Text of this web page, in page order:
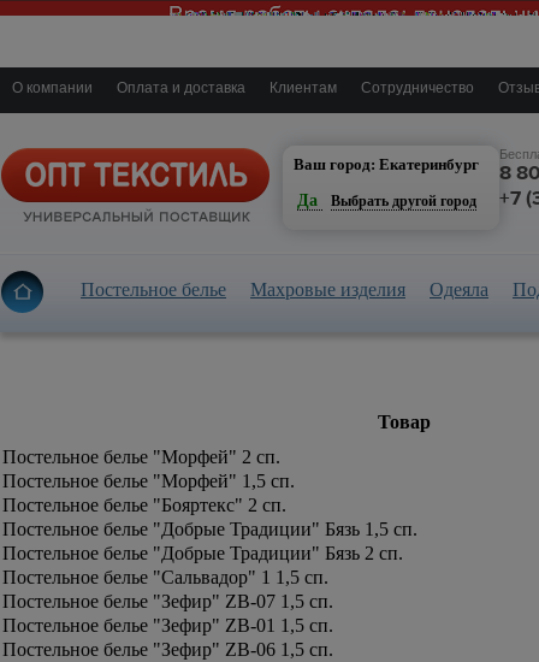
О компании Оплата и доставка Клиентам Сотрудничество
Ваш город: Екатеринбург
Да
Выбрать другой город
8
+7
Постельное белье Махровые изделия Одеяла
Товар
Постельное белье "Морфей" 2 сп.
Постельное белье "Морфей" 1,5 сп.
Постельное белье "Бояртекс" 2 сп.
Постельное белье "Добрые Традиции" Бязь 1,5 сп.
Постельное белье "Добрые Традиции" Бязь 2 сп.
Постельное белье "Сальвадор" 1 1,5 сп.
Постельное белье "Зефир" ZB-07 1,5 сп.
Постельное белье "Зефир" ZB-01 1,5 сп.
Постельное белье "Зефир" ZB-06 1,5 сп.